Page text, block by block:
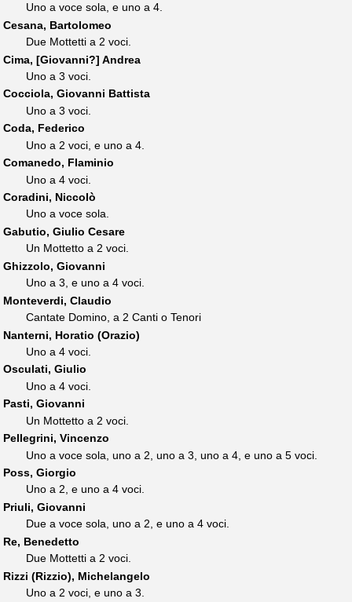
Uno a voce sola, e uno a 4.
Cesana, Bartolomeo
Due Mottetti a 2 voci.
Cima, [Giovanni?] Andrea
Uno a 3 voci.
Cocciola, Giovanni Battista
Uno a 3 voci.
Coda, Federico
Uno a 2 voci, e uno a 4.
Comanedo, Flaminio
Uno a 4 voci.
Coradini, Niccolò
Uno a voce sola.
Gabutio, Giulio Cesare
Un Mottetto a 2 voci.
Ghizzolo, Giovanni
Uno a 3, e uno a 4 voci.
Monteverdi, Claudio
Cantate Domino, a 2 Canti o Tenori
Nanterni, Horatio (Orazio)
Uno a 4 voci.
Osculati, Giulio
Uno a 4 voci.
Pasti, Giovanni
Un Mottetto a 2 voci.
Pellegrini, Vincenzo
Uno a voce sola, uno a 2, uno a 3, uno a 4, e uno a 5 voci.
Poss, Giorgio
Uno a 2, e uno a 4 voci.
Priuli, Giovanni
Due a voce sola, uno a 2, e uno a 4 voci.
Re, Benedetto
Due Mottetti a 2 voci.
Rizzi (Rizzio), Michelangelo
Uno a 2 voci, e uno a 3.